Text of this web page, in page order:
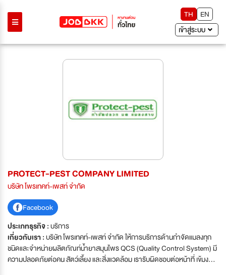
TH
EN
เข้าสู่ระบบ
PROTECT-PEST COMPANY LIMITED
บริษัท โพรเทคท์-เพสท์ จำกัด
Facebook
ประเภทธุรกิจ :บริการ
เกี่ยวกับเรา :บริษัท โพรเทคท์-เพสท์ จำกัด ให้การบริการด้านกำจัดแมลงทุก
ชนิดและจำหน่ายผลิตภัณท์น้ำยาสมุนไพร QCS (Quality Control System) มี
ความปลอดภัยต่อคน สัตว์เลี้ยง และสิ่งแวดล้อม เรารับผิดชอบต่อหน้าที่ เข้มงวด